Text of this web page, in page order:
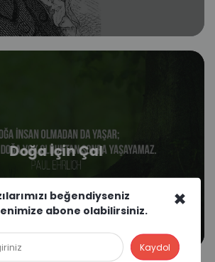
Doğa İçin Çal
×
beğendiyseniz
abone olabilirsiniz.